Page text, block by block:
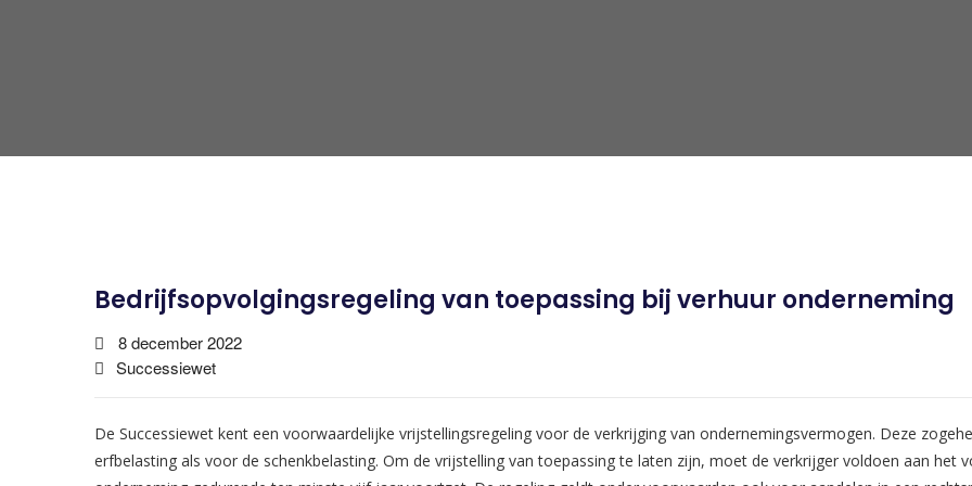
Bedrijfsopvolgingsregeling van toepassing bij verhuur onderneming
8 december 2022
Successiewet
De Successiewet kent een voorwaardelijke vrijstellingsregeling voor de verkrijging van ondernemingsvermogen. Deze
erfbelasting als voor de schenkbelasting. Om de vrijstelling van toepassing te laten zijn, moet de verkrijger voldoen aan het